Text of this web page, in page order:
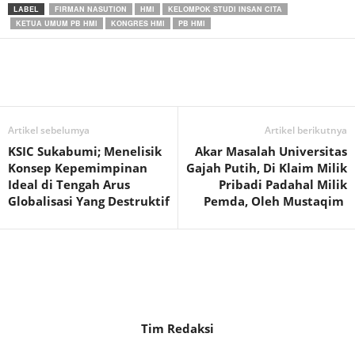
LABEL FIRMAN NASUTION HMI
KELOMPOK STUDI INSAN CITA
KETUA UMUM PB HMI
KONGRES HMI PB HMI
Artikel sebelumya
KSIC Sukabumi; Menelisik
Konsep Kepemimpinan
Ideal di Tengah Arus
Globalisasi Yang Destruktif
Artikel berikutnya
Akar Masalah Universitas
Gajah Putih, Di Klaim Milik
Pribadi Padahal Milik
Pemda, Oleh Mustaqim
Tim Redaksi